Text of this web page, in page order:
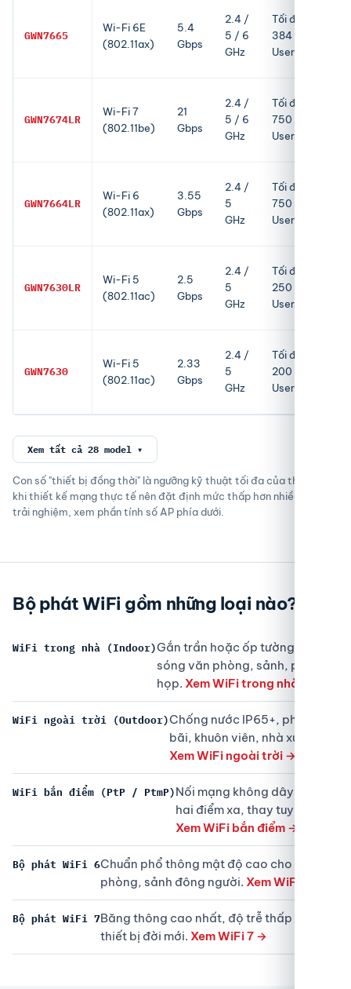
GWN7665
Wi-Fi 6E
(802.11ax)
5.4
Gbps
2.4 /
5 / 6
GHz
Tối đa
384
User
GWN7674LR
Wi-Fi 7
(802.11be)
21
Gbps
2.4 /
5 / 6
GHz
Tối đa
750
User
GWN7664LR
Wi-Fi 6
(802.11ax)
3.55
Gbps
2.4 /
5
GHz
Tối đa
750
User
GWN7630LR
Wi-Fi 5
(802.11ac)
2.5
Gbps
2.4 /
5
GHz
Tối đa
250
User
GWN7630
Wi-Fi 5
(802.11ac)
2.33
Gbps
2.4 /
5
GHz
Tối đa
200
User
Xem tất cả 28 model ▾
Con số "thiết bị đồng thời" là ngưỡng kỹ thuật tối đa của thiết bị —
khi thiết kế mạng thực tế nên đặt định mức thấp hơn nhiều để giữ
trải nghiệm, xem phần tính số AP phía dưới.
Bộ phát WiFi gồm những loại nào?
WiFi trong nhà (Indoor)Gắn trần hoặc ốp tường, phủ
sóng văn phòng, sảnh, phòng
họp. Xem WiFi trong nhà →
WiFi ngoài trời (Outdoor)Chống nước IP65+, phủ sân
bãi, khuôn viên, nhà xưởng.
Xem WiFi ngoài trời →
WiFi bắn điểm (PtP / PtmP)Nối mạng không dây giữa
hai điểm xa, thay tuyến cáp.
Xem WiFi bắn điểm →
Bộ phát WiFi 6Chuẩn phổ thông mật độ cao cho văn
phòng, sảnh đông người. Xem WiFi 6 →
Bộ phát WiFi 7Băng thông cao nhất, độ trễ thấp cho
thiết bị đời mới. Xem WiFi 7 →